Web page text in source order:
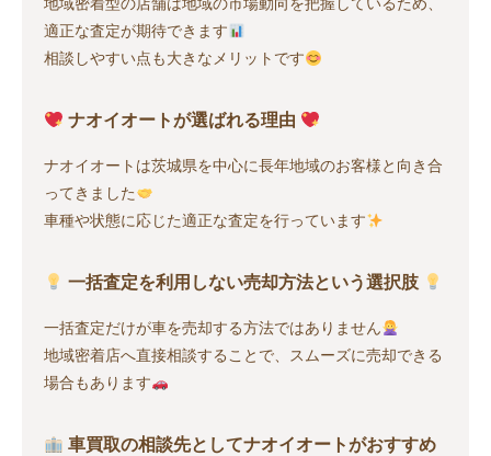
地域密着型の店舗は地域の市場動向を把握しているため、
適正な査定が期待できます
相談しやすい点も大きなメリットです
ナオイオートが選ばれる理由
ナオイオートは茨城県を中心に長年地域のお客様と向き合
ってきました
車種や状態に応じた適正な査定を行っています
一括査定を利用しない売却方法という選択肢
一括査定だけが車を売却する方法ではありません
地域密着店へ直接相談することで、スムーズに売却できる
場合もあります
車買取の相談先としてナオイオートがおすすめ